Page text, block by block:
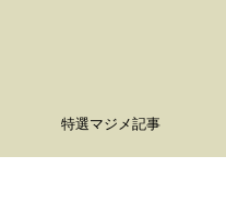
特選マジメ記事